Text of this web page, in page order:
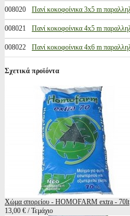
008020
Πανί κοκοφοίνικα 3x5 m
008021
Πανί κοκοφοίνικα 4x5 m
008022
Πανί κοκοφοίνικα 4x6 m
Σχετικά προϊόντα
Χώμα σπορείου - HOMOFARM extra - 70lt
13,00 € / Τεμάχιο